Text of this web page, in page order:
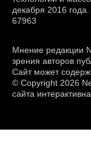
декабря 2016
67963
Мнение редакции
зрения авторов
Сайт может
© Copyright 2026
сайта